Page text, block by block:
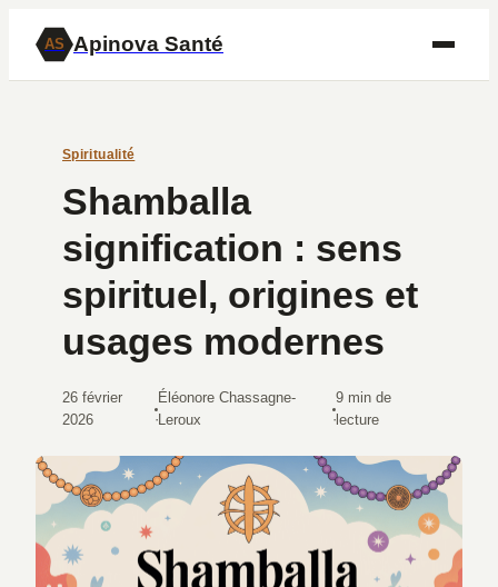
AS Apinova Santé
Spiritualité
Shamballa
signification : sens
spirituel, origines et
usages modernes
26 février
2026
·
Éléonore Chassagne-
Leroux
·
9 min de
lecture